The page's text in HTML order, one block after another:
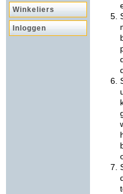
Winkeliers
Inloggen